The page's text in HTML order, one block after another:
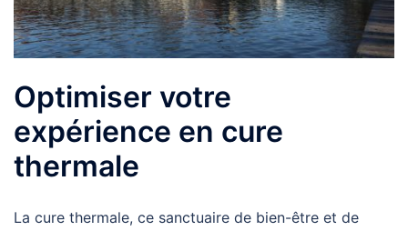
Optimiser votre
expérience en cure
thermale
La cure thermale, ce sanctuaire de bien-être et de